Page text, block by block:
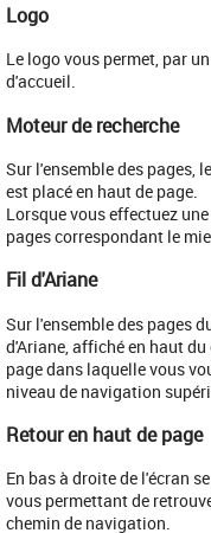
Logo
​Le logo vous permet, par
d'accueil.
Moteur de recherche
Sur l'ensemble des pages,
est placé en haut de page.
Lorsque vous effectuez
pages correspondant le
Fil d'Ariane
​Sur l'ensemble des pages
d'Ariane, affiché en haut
page dans laquelle vous
niveau de navigation
Retour en haut de page
En bas à droite de l'écran
vous permettant de
chemin de navigation.